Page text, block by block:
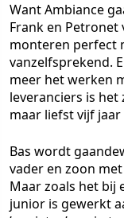
Want Ambiance
Frank en
monteren perfect
vanzelfsprekend.
meer het werken
leveranciers is
maar liefst vijf
Bas wordt
vader en zoon
Maar zoals het bij
junior is gewerkt